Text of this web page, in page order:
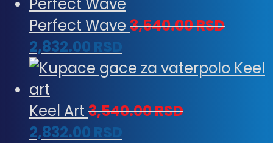
Perfect Wave 3,540.00RSD
2,832.00 RSD
Keel Art 3,540.00RSD
2,832.00 RSD